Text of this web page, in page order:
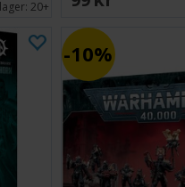
20+
10%